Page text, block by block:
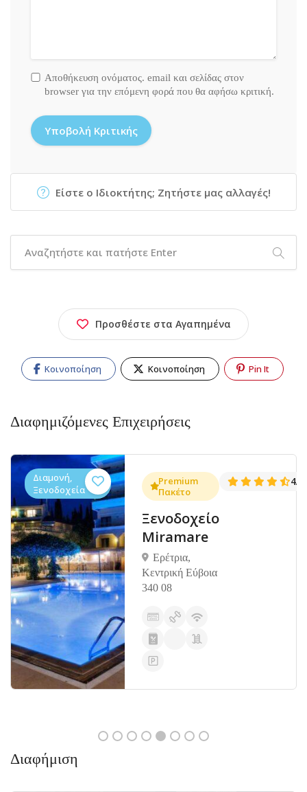
Αποθήκευση ονόματος. email και σελίδας στον
browser για την επόμενη φορά που θα αφήσω κριτική.
Είστε ο Ιδιοκτήτης; Ζητήστε μας αλλαγές!
Προσθέστε στα Αγαπημένα
Κοινοποίηση Κοινοποίηση Pin It
Διαφημιζόμενες Επιχειρήσεις
4.5(1402)Διαμονή,
Ξενοδοχεία
Premium
Πακέτο
Ευβοϊκή
Ακτή
Hotel
Πολιτικά,
Κεντρική
4.4
Διαφήμιση